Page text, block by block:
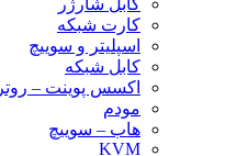
کابل شارژر
کارت شبکه
اسپلیتر و سوییچ
کابل شبکه
اکسس پوینت – روتر
مودم
هاب – سوییچ
KVM